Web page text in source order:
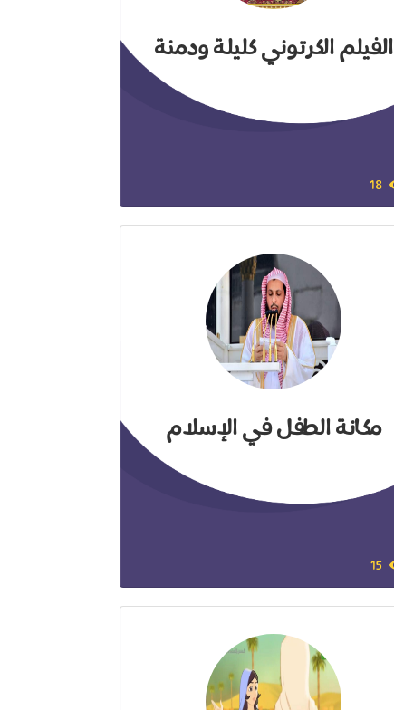
الفيلم الكرتوني كليلة ودمنة
مكانة الطفل في الإسلام